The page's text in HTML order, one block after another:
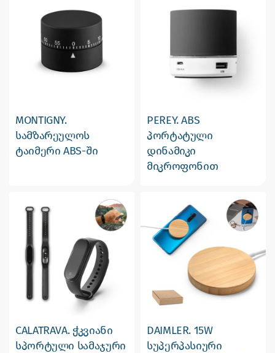
MONTIGNY.
სამზარეულოს
ტაიმერი ABS-ში
PEREY. ABS
პორტატული
დინამიკი
მიკროფონით
CALATRAVA. ჭკვიანი
სპორტული სამაჯური
DAIMLER. 15W
სუპერპასიური